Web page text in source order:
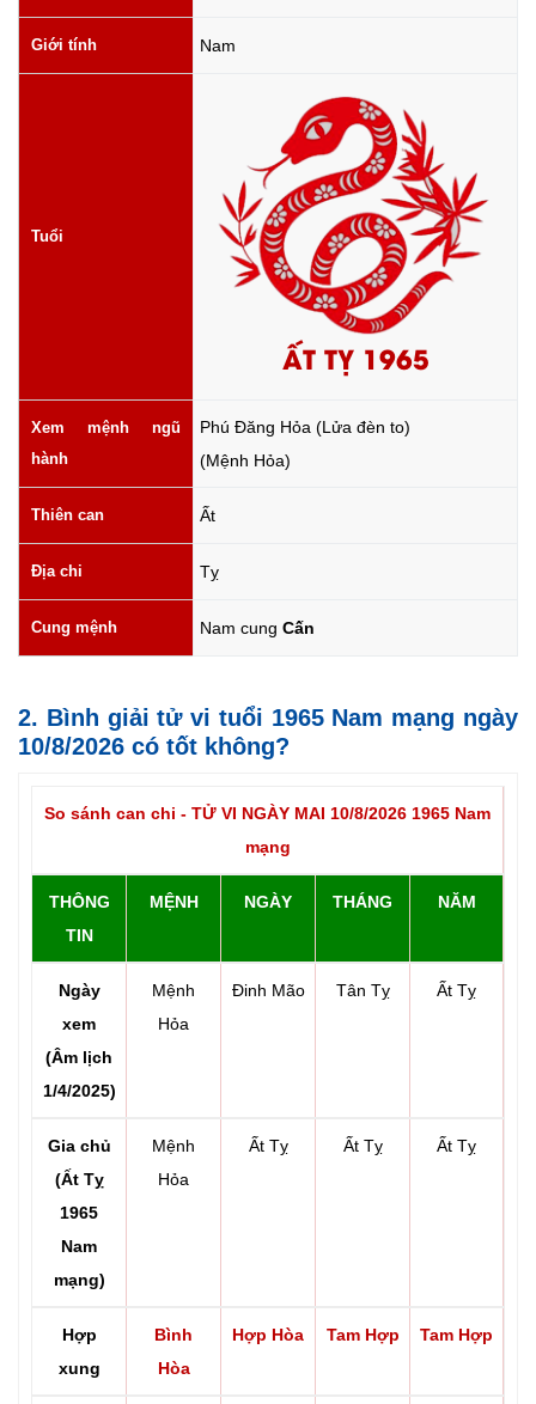
Giới tính Nam
Tuổi
ẤT TỴ 1965
Xem mệnh ngũ
hành
Phú Đăng Hỏa (Lửa đèn to)
(Mệnh Hỏa)
Thiên can Ất
Địa chi Tỵ
Cung mệnh Nam cung Cấn
2. Bình giải tử vi tuổi 1965 Nam mạng ngày
10/8/2026 có tốt không?
So sánh can chi - TỬ VI NGÀY MAI 10/8/2026 1965 Nam
mạng
THÔNG
TIN
MỆNH NGÀY THÁNG NĂM
Ngày
xem
(Âm lịch
1/4/2025)
Mệnh
Hỏa
Đinh Mão Tân Tỵ Ất Tỵ
Gia chủ
(Ất Tỵ
1965
Nam
mạng)
Mệnh
Hỏa
Ất Tỵ Ất Tỵ Ất Tỵ
Hợp
xung
Bình
Hòa
Hợp Hòa Tam Hợp Tam Hợp